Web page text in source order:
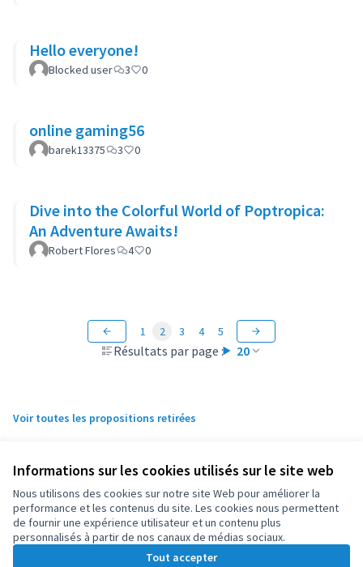
Informations sur les cookies utilisés sur le site web
Nous utilisons des cookies sur notre site Web pour améliorer la
performance et les contenus du site. Les cookies nous permettent
de fournir une expérience utilisateur et un contenu plus
personnalisés à partir de nos canaux de médias sociaux.
Tout accepter
Hello everyone!
Blocked user 3 0
online gaming56
barek13375 3 0
Dive into the Colorful World of Poptropica:
An Adventure Awaits!
Robert Flores 4 0
Résultats par page : 20
1 2 3 4 5
Voir toutes les propositions retirées
Conditions d'utilisation
Paramètres des cookies
OIDP sur X
(Lien externe)
OIDP sur Facebook
(Lien externe)
OIDP sur YouTube
(Lien externe)
Français
Choose languageChoisir la langueElegir el idioma